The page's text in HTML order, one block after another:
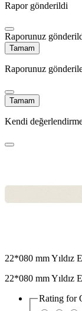
Rapor gönderildi
Raporunuz
Tamam
Raporunuz
Tamam
Kendi
22*080 mm Yıldız
22*080 mm Yıldız
Rating for